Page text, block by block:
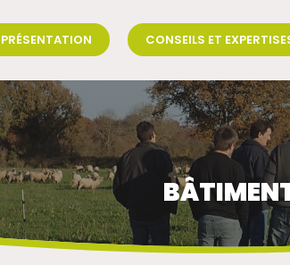
PRÉSENTATION CONSEILS ET